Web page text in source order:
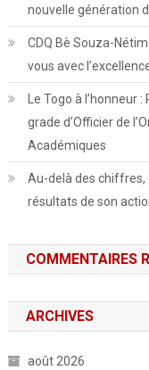
nouvelle génération
CDQ Bè Souza-
vous avec
Le Togo à l’honneur
grade d’Officier de
Académiques
Au-delà des chiffres,
résultats de son
COMMENTAIRES
ARCHIVES
août 2026